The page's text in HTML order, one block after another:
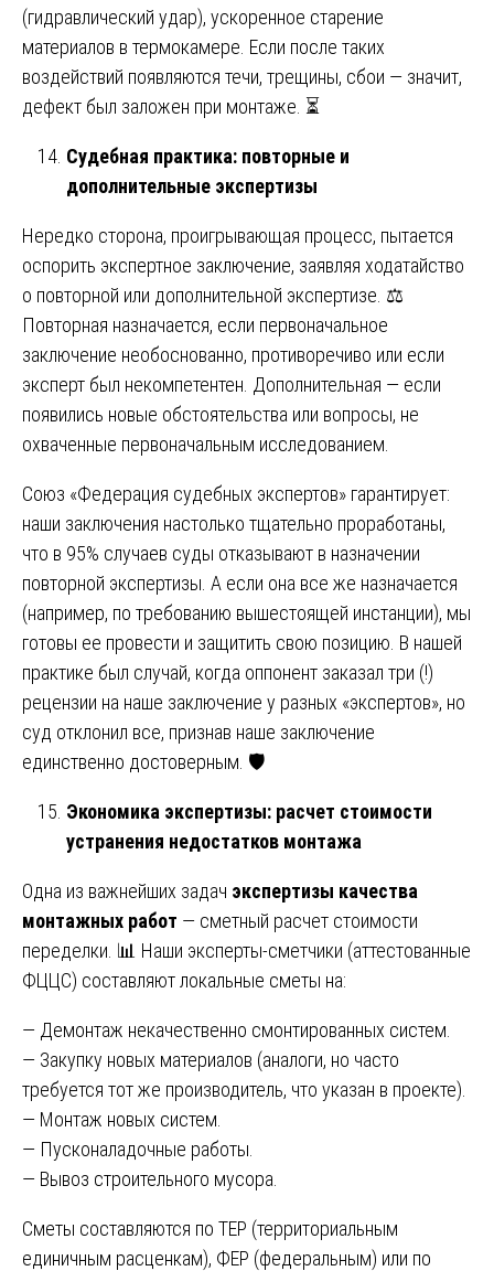
(гидравлический удар), ускоренное старение
материалов в термокамере. Если после таких
воздействий появляются течи, трещины, сбои — значит,
дефект был заложен при монтаже. ⏳
Судебная практика: повторные и
дополнительные экспертизы
Нередко сторона, проигрывающая процесс, пытается
оспорить экспертное заключение, заявляя ходатайство
о повторной или дополнительной экспертизе. ⚖️
Повторная назначается, если первоначальное
заключение необоснованно, противоречиво или если
эксперт был некомпетентен. Дополнительная — если
появились новые обстоятельства или вопросы, не
охваченные первоначальным исследованием.
Союз «Федерация судебных экспертов» гарантирует:
наши заключения настолько тщательно проработаны,
что в 95% случаев суды отказывают в назначении
повторной экспертизы. А если она все же назначается
(например, по требованию вышестоящей инстанции), мы
готовы ее провести и защитить свою позицию. В нашей
практике был случай, когда оппонент заказал три (!)
рецензии на наше заключение у разных «экспертов», но
суд отклонил все, признав наше заключение
единственно достоверным. 🛡️
Экономика экспертизы: расчет стоимости
устранения недостатков монтажа
Одна из важнейших задач экспертизы качества
монтажных работ — сметный расчет стоимости
переделки. 📊 Наши эксперты-сметчики (аттестованные
ФЦЦС) составляют локальные сметы на:
— Демонтаж некачественно смонтированных систем.
— Закупку новых материалов (аналоги, но часто
требуется тот же производитель, что указан в проекте).
— Монтаж новых систем.
— Пусконаладочные работы.
— Вывоз строительного мусора.
Сметы составляются по ТЕР (территориальным
единичным расценкам), ФЕР (федеральным) или по